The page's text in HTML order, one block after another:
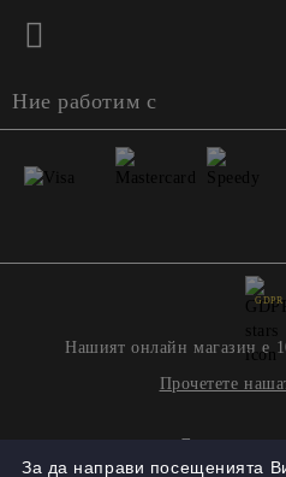
Ние работим с
GDPR
Нашият онлайн магазин е
Прочетете
За да направи посещенията